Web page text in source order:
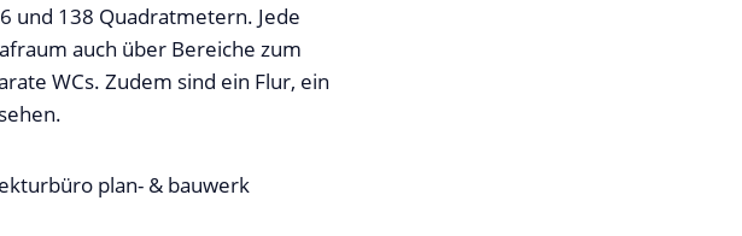
und 138 Quadratmetern. Jede
auch über Bereiche zum
WCs. Zudem sind ein Flur, ein
plan- & bauwerk